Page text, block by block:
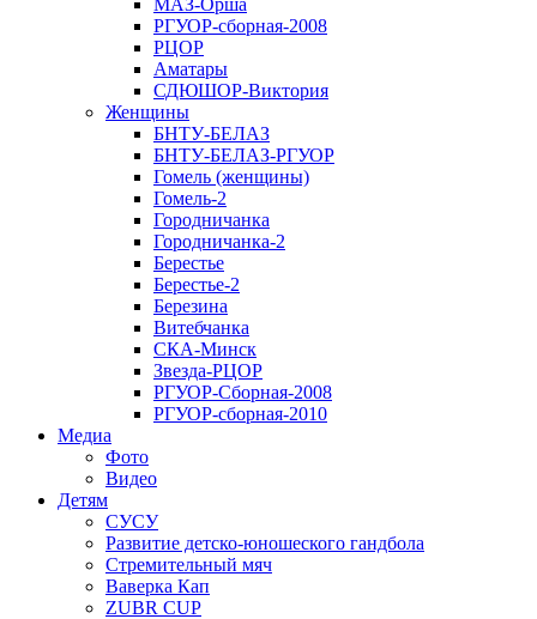
МАЗ-Орша
РГУОР-сборная-2008
РЦОР
Аматары
СДЮШОР-Виктория
Женщины
БНТУ-БЕЛАЗ
БНТУ-БЕЛАЗ-РГУОР
Гомель (женщины)
Гомель-2
Городничанка
Городничанка-2
Берестье
Берестье-2
Березина
Витебчанка
СКА-Минск
Звезда-РЦОР
РГУОР-Сборная-2008
РГУОР-сборная-2010
Медиа
Фото
Видео
Детям
СУСУ
Развитие детско-юношеского гандбола
Стремительный мяч
Ваверка Кап
ZUBR CUP